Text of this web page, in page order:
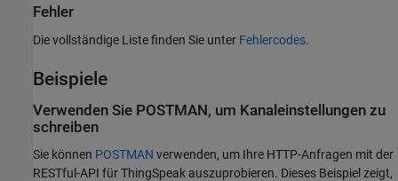
Fehler
Die vollständige Liste finden Sie unter Fehlercodes.
Beispiele
Verwenden Sie POSTMAN, um Kanaleinstellungen zu
schreiben
Sie können POSTMAN verwenden, um Ihre HTTP-Anfragen mit der
RESTful-API für ThingSpeak auszuprobieren. Dieses Beispiel zeigt,